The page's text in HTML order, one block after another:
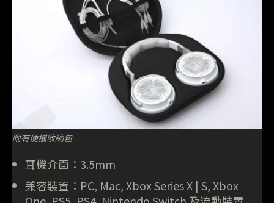
附有便攜收納包
耳機介面：3.5mm
兼容裝置：PC, Mac, Xbox Series X | S, Xbox